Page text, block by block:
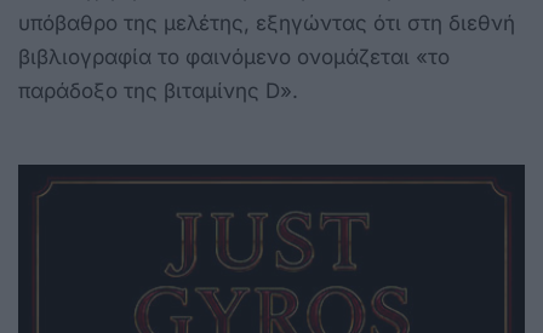
υπόβαθρο της μελέτης, εξηγώντας ότι στη διεθνή
βιβλιογραφία το φαινόμενο ονομάζεται «το
παράδοξο της βιταμίνης D».